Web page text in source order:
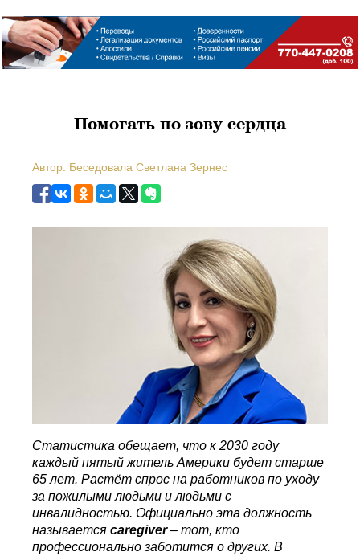
Помогать по зову сердца
Автор: Беседовала Светлана Зернес
Статистика обещает, что к 2030 году
каждый пятый житель Америки будет старше
65 лет. Растёт спрос на работников по уходу
за пожилыми людьми и людьми с
инвалидностью. Официально эта должность
называетсяcaregiver – тот, кто
профессионально заботится о других. В